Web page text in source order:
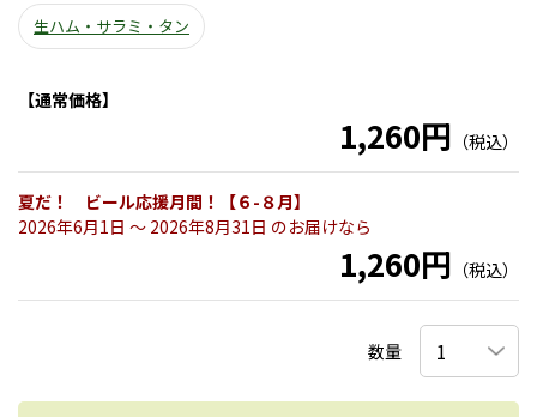
生ハム・サラミ・タン
【通常価格】
1,260円 （税込）
夏だ！ ビール応援月間！【６-８月】
2026年6月1日 〜 2026年8月31日 のお届けなら
1,260円 （税込）
数量